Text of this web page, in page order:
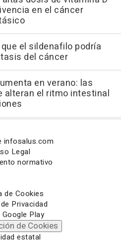
en el cáncer
el sildenafilo podría
del cáncer
en verano: las
alteran el ritmo intestinal
infosalus.com
Legal
normativo
de Cookies
Privacidad
Play
de Cookies
estatal